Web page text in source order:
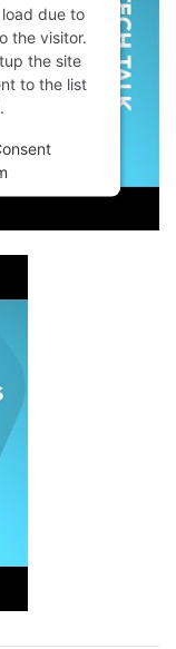
due to
the visitor.
the site
to the list